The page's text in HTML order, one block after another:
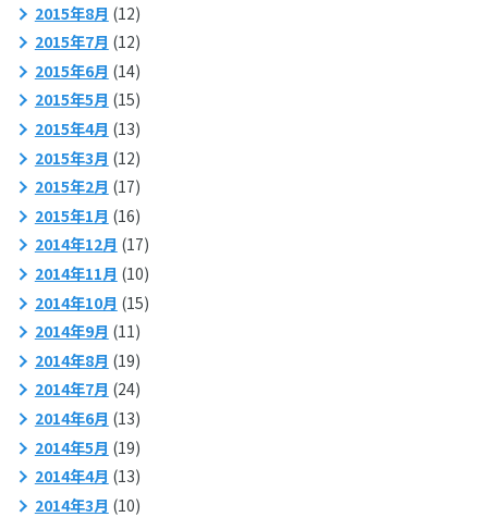
2015年8月 (12)
2015年7月 (12)
2015年6月 (14)
2015年5月 (15)
2015年4月 (13)
2015年3月 (12)
2015年2月 (17)
2015年1月 (16)
2014年12月 (17)
2014年11月 (10)
2014年10月 (15)
2014年9月 (11)
2014年8月 (19)
2014年7月 (24)
2014年6月 (13)
2014年5月 (19)
2014年4月 (13)
2014年3月 (10)